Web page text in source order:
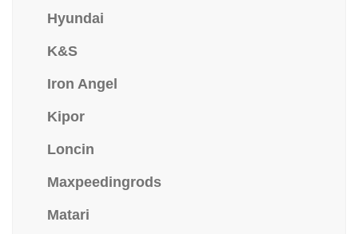
Hyundai
K&S
Iron Angel
Kipor
Loncin
Maxpeedingrods
Matari